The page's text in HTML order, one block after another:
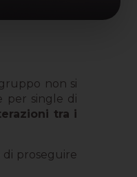
non si
per single di
tra i
di proseguire